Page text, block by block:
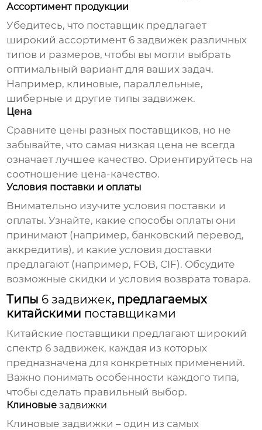
Ассортимент продукции
Убедитесь, что поставщик предлагает
широкий ассортимент 6 задвижек различных
типов и размеров, чтобы вы могли выбрать
оптимальный вариант для ваших задач.
Например, клиновые, параллельные,
шиберные и другие типызадвижек.
Цена
Сравните цены разных поставщиков, но не
забывайте, что самая низкая цена не всегда
означает лучшее качество. Ориентируйтесь на
соотношение цена-качество.
Условия поставки и оплаты
Внимательно изучите условия поставки и
оплаты. Узнайте, какие способы оплаты они
принимают (например, банковский перевод,
аккредитив), и какие условия доставки
предлагают (например, FOB, CIF). Обсудите
возможные скидки и условия возврата товара.
Типы 6 задвижек, предлагаемых
китайскими поставщиками
Китайские поставщики предлагают широкий
спектр 6 задвижек, каждая из которых
предназначена для конкретных применений.
Важно понимать особенности каждого типа,
чтобы сделать правильный выбор.
Клиновыезадвижки
Клиновыезадвижки – один из самых